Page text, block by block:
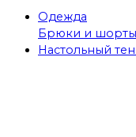
Одежда
Брюки и шорты
Настольный